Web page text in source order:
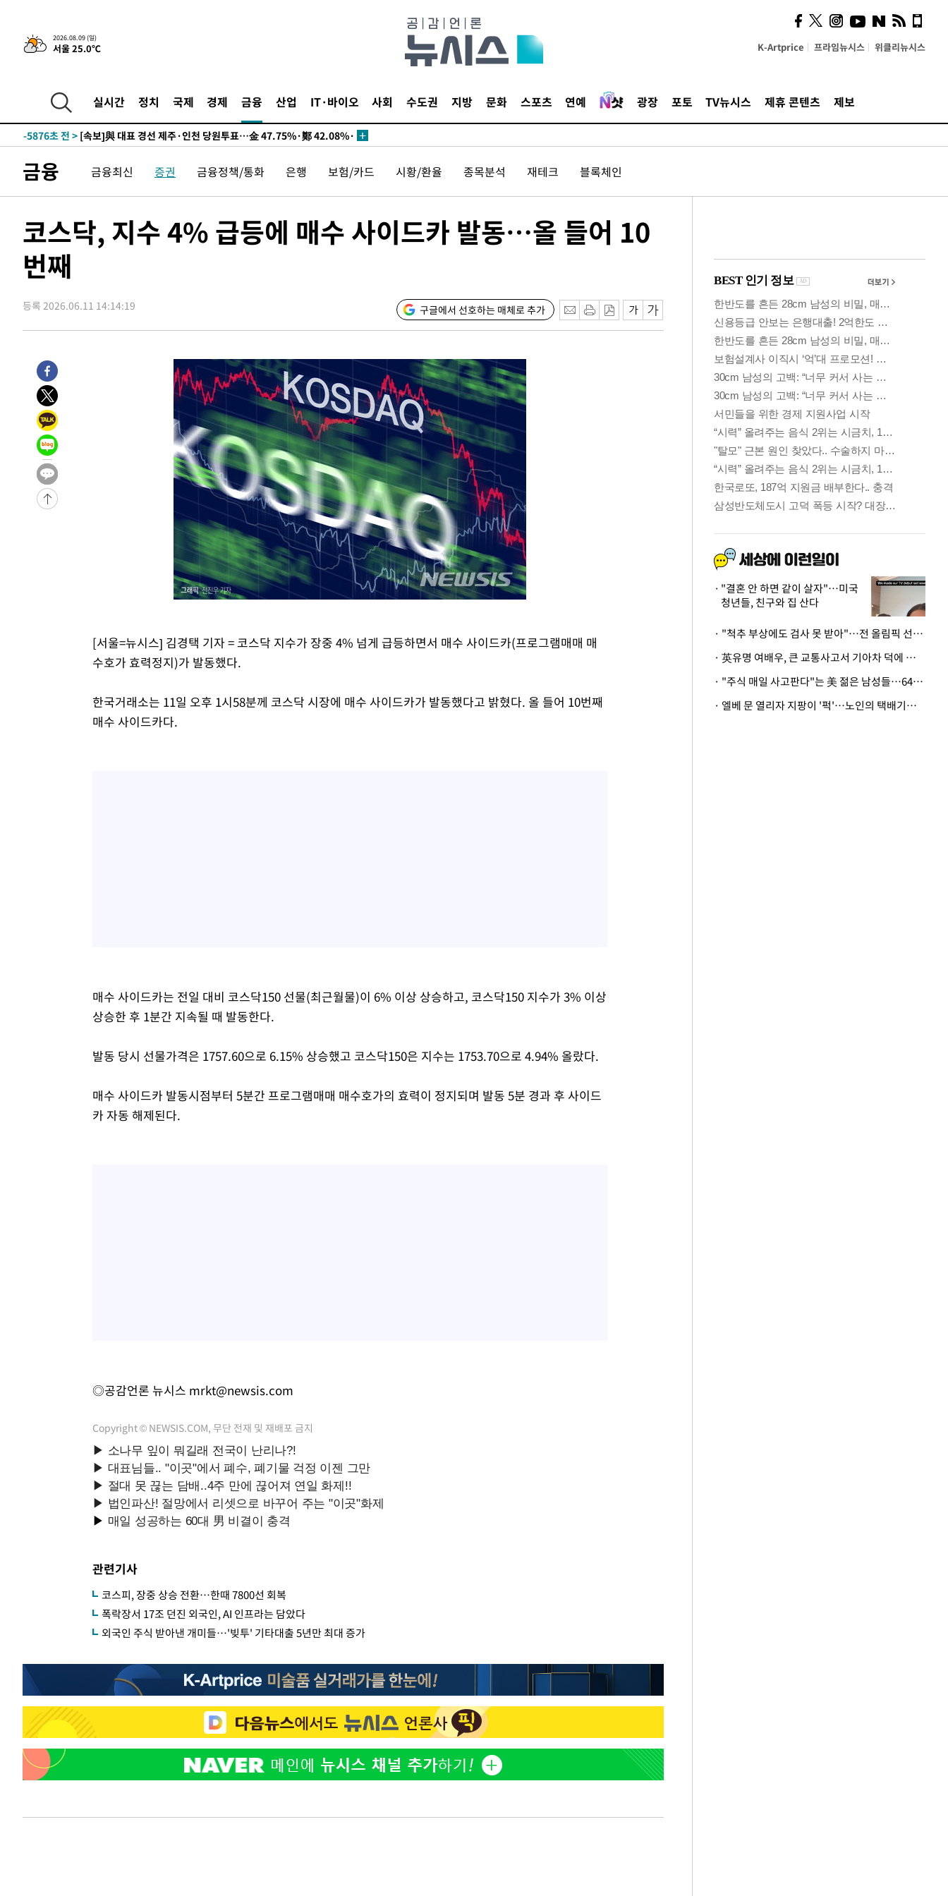
2026.08.09 (일)
서울 25.0℃ K-Artprice 프라임뉴시스 위클리뉴시스
실시간 정치 국제 경제 금융 산업 IT·바이오 사회 수도권 지방 문화 스포츠 연예 광장 포토 TV뉴시스 제휴 콘텐츠 제보
12시간 전 > [속보]뉴욕증시 상승 마감…S&P 0.6% 나스닥 1.3%↑
-6641초 전 >
[속보]與최고위원 제주·인천 순회경선…박선원·최민희·서미화·한
민수·김용 순
-6594초 전 >
래 44.56%
-5876초 전 > [속보]與 대표 경선 제주·인천 당원투표…金 47.75%·鄭 42.08%·
-5345초 전 >
[속보]與 당대표 경선, 제주·인천 권리당원 투표 김민석 승리
14분 전 >낮 최고 35도 '무더위'…동해안 시간당 30㎜ '강한 비'[내일날씨]
코 이적"
30분 전 >수도권 40도 육박 '펄펄'…동해안 일부 지역엔 호의주의보
47분 전 >온열질환 사망자 3명 늘어…누적 환자 3000명 돌파
2시간 전 >
4시간 전 >선재도서 해루질 나섰다 실종 60대, 닷새 만에 숨진 채 발견
4시간 전 >남자 농구, 나고야 아시안게임서 '홈팀' 일본과 한일전
6시간 전 >
극한폭염 한풀 꺾이지만…'낮 최고 35도' 무더위, 열대야 계속[다음주
날씨]
6시간 전 >
축구협회 "압수수색·성접대 논란 사과…쇄신의 기회로 삼겠다"
7시간 전 >
[속보]'압수수색·성접대 논란' 축구협회 "실망과 걱정 안겨드려 죄송"
10시간 전 >
'최고 37도' 폭염 지속…강원동해안 최대 150㎜ 비
12시간 전 >
[속보]뉴욕증시 상승 마감…S&P 0.6% 나스닥 1.3%↑
-15594초 전 >
이란 "호르무즈 재개방 합의 근접…美 배상 선행돼야"
-6641초 전 >
[속보]與최고위원 제주·인천 순회경선…박선원·최민희·서미화·한
민수·김용 순
-6594초 전 >
[속보]김민석, 與 전대 당원투표 누적 득표율 45.42%로 1위… 정청
[속보]與 대표 경선 제주·인천 당원투표…金 47.75%·鄭 42.08%·
이강인 "아틀레티코 이적 기뻐…등번호 7번 의미보단 팀 위해 뛸 것"
[속보]與 당대표 경선, 제주·인천 권리당원 투표 김민석 승리
낮 최고 35도 '무더위'…동해안 시간당 30㎜ '강한 비'[내일날씨]
온열질환 사망자 3명 늘어…누적 환자 3000명 돌파
강릉에 시간당 81.4㎜ 물폭탄…도로 잠기고 담벼락 붕괴
선재도서 해루질 나섰다 실종 60대, 닷새 만에 숨진 채 발견
남자 농구, 나고야 아시안게임서 '홈팀' 일본과 한일전
금융 금융최신 증권 금융정책/통화 은행 보험/카드 시황/환율 종목분석 재테크 블록체인
코스닥, 지수 4% 급등에 매수 사이드카 발동…올 들어 10
번째
등록 2026.06.11 14:14:19 구글에서 선호하는 매체로 추가
[서울=뉴시스] 김경택 기자 = 코스닥 지수가 장중 4% 넘게 급등하면서 매수 사이드카(프로그램매매 매
수호가 효력정지)가 발동했다.
한국거래소는 11일 오후 1시58분께 코스닥 시장에 매수 사이드카가 발동했다고 밝혔다. 올 들어 10번째
매수 사이드카다.
매수 사이드카는 전일 대비 코스닥150 선물(최근월물)이 6% 이상 상승하고, 코스닥150 지수가 3% 이상
상승한 후 1분간 지속될 때 발동한다.
발동 당시 선물가격은 1757.60으로 6.15% 상승했고 코스닥150은 지수는 1753.70으로 4.94% 올랐다.
매수 사이드카 발동시점부터 5분간 프로그램매매 매수호가의 효력이 정지되며 발동 5분 경과 후 사이드
카 자동 해제된다.
◎공감언론 뉴시스 mrkt@newsis.com
Copyright © NEWSIS.COM, 무단 전재 및 재배포 금지
관련기사
코스피, 장중 상승 전환…한때 7800선 회복
폭락장서 17조 던진 외국인, AI 인프라는 담았다
외국인 주식 받아낸 개미들…'빚투' 기타대출 5년만 최대 증가
사이 해답 찾았죠"…알을
깨고 나온 '초자아'
"결혼 안 하면 같이 살자"…미국
청년들, 친구와 집 산다
· "척추 부상에도 검사 못 받아"…전 올림픽 선수, 美봅슬레이협회 상대 소송
· 英유명 여배우, 큰 교통사고서 기아차 덕에 살았다
· "주식 매일 사고판다"는 美 젊은 남성들…64%가 "나는 인생의 패배자“
· 엘베 문 열리자 지팡이 '퍽'…노인의 택배기사 폭행 이유